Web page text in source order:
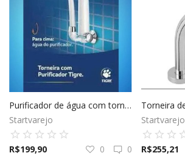
Purificador de água com torneira de parede - Tigre
Startvarejo
R$199,90 0
0
Startvarejo
R$255,21